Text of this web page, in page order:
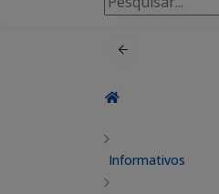
por:
Informativos